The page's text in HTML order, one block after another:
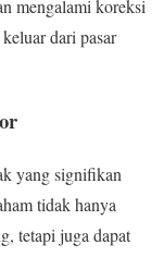
mengalami koreksi
dari pasar
yang signifikan
tidak hanya
tetapi juga dapat